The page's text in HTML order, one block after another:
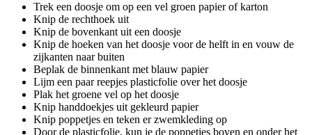
Trek een doosje om op een vel groen papier of karton
Knip de rechthoek uit
Knip de bovenkant uit een doosje
Knip de hoeken van het doosje voor de helft in en vouw de
zijkanten naar buiten
Beplak de binnenkant met blauw papier
Lijm een paar reepjes plasticfolie over het doosje
Plak het groene vel op het doosje
Knip handdoekjes uit gekleurd papier
Knip poppetjes en teken er zwemkleding op
Door de plasticfolie, kun je de poppetjes boven en onder het